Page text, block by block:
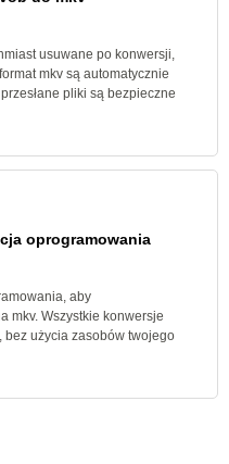
usuwane po konwersji,
mkv są automatycznie
pliki są bezpieczne
oprogramowania
aby
mkv. Wszystkie konwersje
bez użycia zasobów twojego